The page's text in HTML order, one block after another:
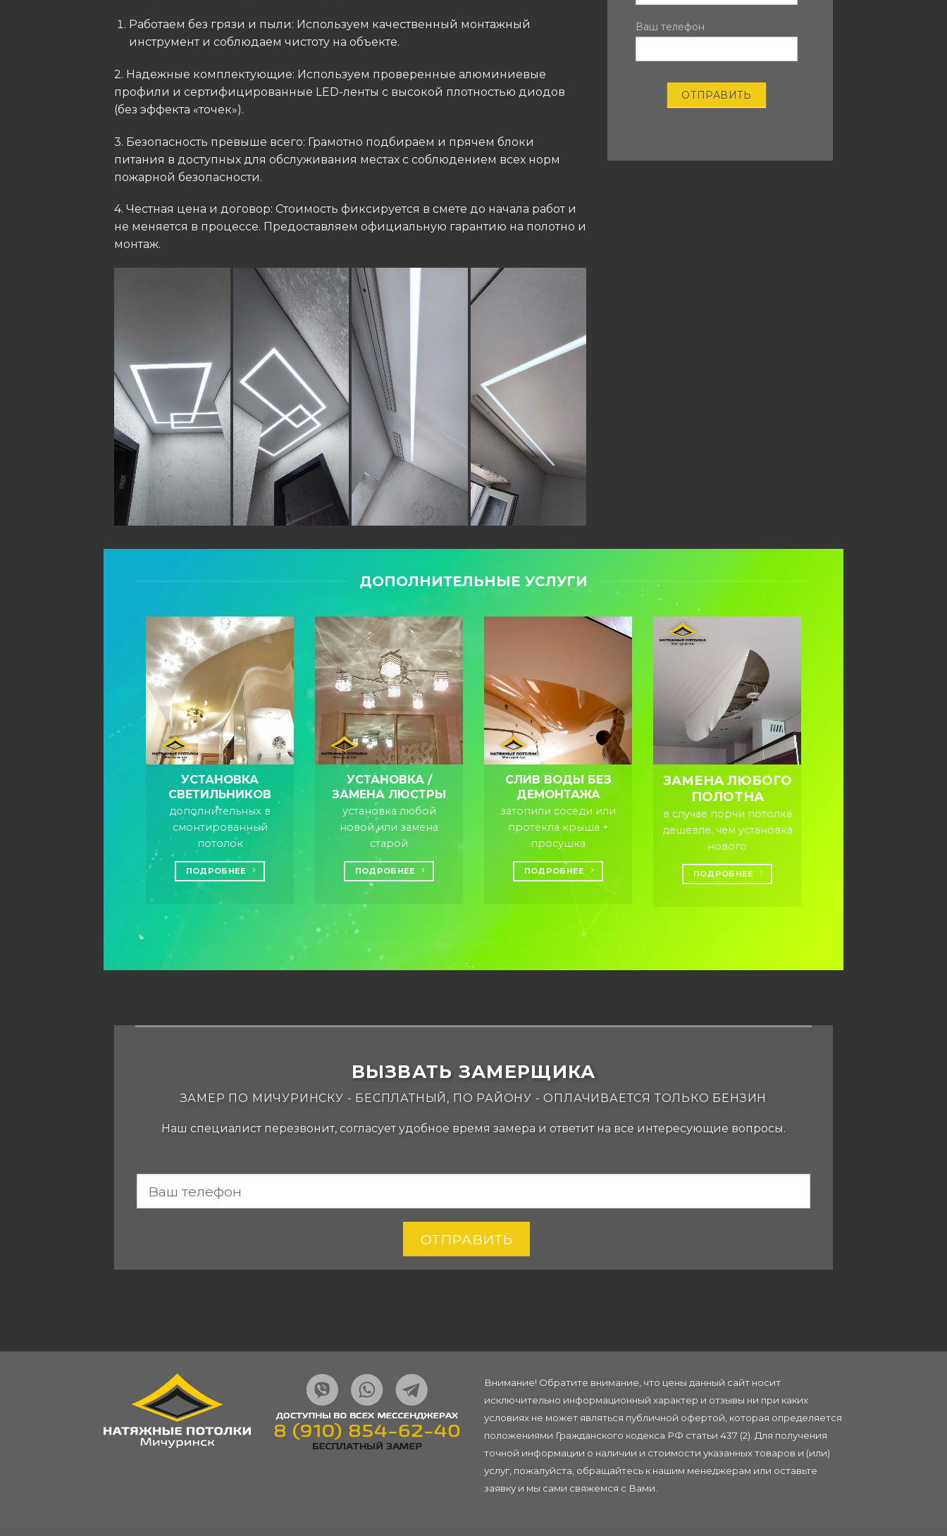
​Работаем без грязи и пыли: Используем качественный монтажный
инструмент и соблюдаем чистоту на объекте.
2. ​Надежные комплектующие: Используем проверенные алюминиевые
профили и сертифицированные LED-ленты с высокой плотностью диодов
(без эффекта «точек»).
​3. Безопасность превыше всего: Грамотно подбираем и прячем блоки
питания в доступных для обслуживания местах с соблюдением всех норм
пожарной безопасности.
4. ​Честная цена и договор: Стоимость фиксируется в смете до начала работ и
не меняется в процессе. Предоставляем официальную гарантию на полотно и
монтаж.
Ваш телефон
ОТПРАВИТЬ
ДОПОЛНИТЕЛЬНЫЕ УСЛУГИ
УСТАНОВКА
СВЕТИЛЬНИКОВ
дополнительных в
смонтированный
потолок
ПОДРОБНЕЕ
УСТАНОВКА /
ЗАМЕНА ЛЮСТРЫ
установка любой
новой или замена
старой
ПОДРОБНЕЕ
СЛИВ ВОДЫ БЕЗ
ДЕМОНТАЖА
затопили соседи или
протекла крыша +
просушка
ПОДРОБНЕЕ
ЗАМЕНА ЛЮБОГО
ПОЛОТНА
в случае порчи потолка
дешевле, чем установка
нового
ПОДРОБНЕЕ
ВЫЗВАТЬ ЗАМЕРЩИКА
ЗАМЕР ПО МИЧУРИНСКУ - БЕСПЛАТНЫЙ, ПО РАЙОНУ - ОПЛАЧИВАЕТСЯ ТОЛЬКО БЕНЗИН
Наш специалист перезвонит, согласует удобное время замера и ответит на все интересующие вопросы.
MICH-
POTOLKI.RU
ОТПРАВИТЬ
оставьте
Внимание! Обратите внимание, что цены данный сайт носит
исключительно информационный характер и отзывы ни при каких
условиях не может являться публичной офертой, которая определяется
положениями Гражданского кодекса РФ статьи 437 (2). Для получения
точной информации о наличии и стоимости указанных товаров и (или)
услуг, пожалуйста, обращайтесь к нашим менеджерам или оставьте
заявку и мы сами свяжемся с Вами.